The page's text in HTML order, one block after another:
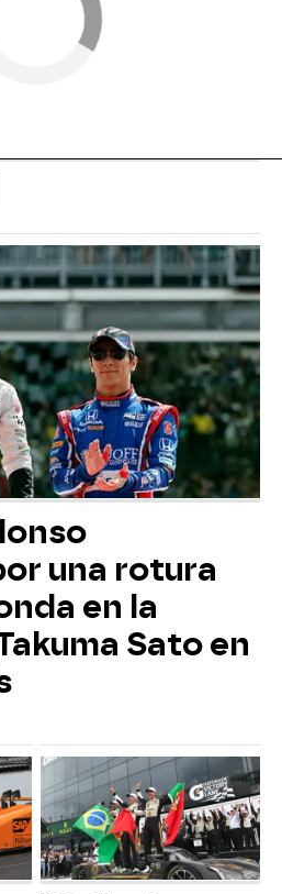
una rotura
en la
Sato en